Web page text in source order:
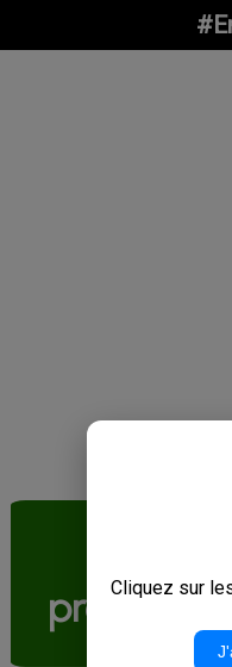
Cliquez sur
produit